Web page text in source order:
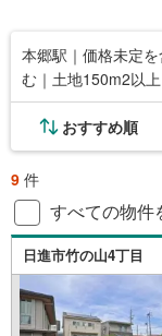
本郷駅｜価格未定
む｜土地150m2以上
おすすめ順
9 件
すべての物件
日進市竹の山4丁目